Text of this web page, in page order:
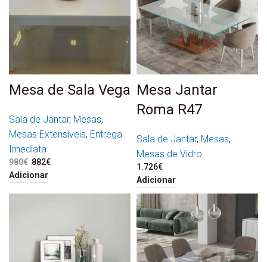
Mesa de Sala Vega
Sala de Jantar, Mesas,
Mesas Extensíveis, Entrega
Imediata
980€ O preço original era:
980€.
882€
Adicionar
Mesa Jantar
Roma R47
Sala de Jantar, Mesas,
Mesas de Vidro
1.726€
Adicionar